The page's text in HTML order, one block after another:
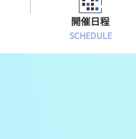
開催日程
SCHEDULE